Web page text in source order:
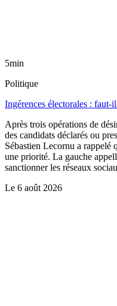
5min
Politique
Ingérences électorales : faut-
Après trois opérations de
des candidats déclarés ou
Sébastien Lecornu a rappelé
une priorité. La gauche
sanctionner les réseaux
Le 6 août 2026